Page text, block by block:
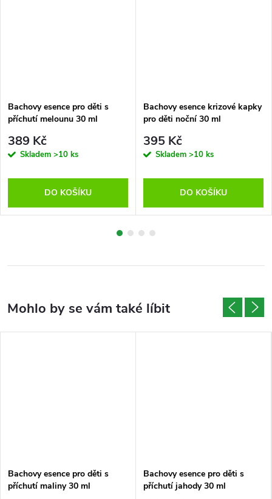
Bachovy esence pro děti s
příchutí melounu 30 ml
389 Kč
Skladem >10 ks
DO KOŠÍKU
Bachovy esence krizové kapky
pro děti noční 30 ml
395 Kč
Skladem >10 ks
DO KOŠÍKU
Bachovy esence pro děti s
příchutí maliny 30 ml
Bachovy esence pro děti s
příchutí jahody 30 ml